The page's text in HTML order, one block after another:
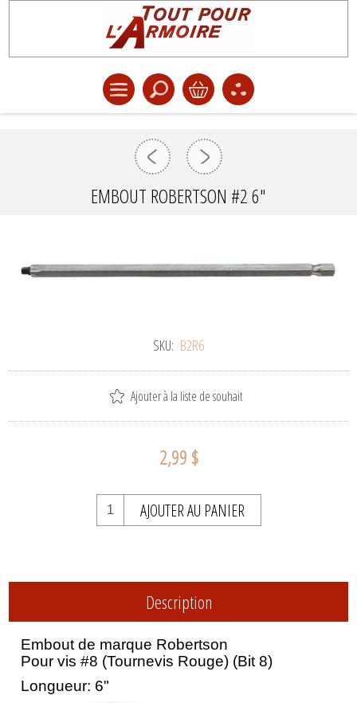
EMBOUT ROBERTSON #2 6"
SKU: B2R6
Ajouter à la liste de souhait
2,99 $
AJOUTER AU PANIER
Description
Embout de marque Robertson
Pour vis #8 (Tournevis Rouge) (Bit 8)
Longueur: 6"